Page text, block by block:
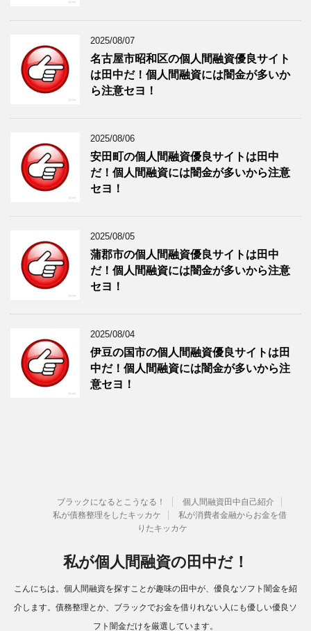
2025/08/07
名古屋市昭和区の個人間融資優良サイト
は田中だ！個人間融資には闇金が多いか
ら注意セヨ！
2025/08/06
安田町の個人間融資優良サイトは田中
だ！個人間融資には闇金が多いから注意
セヨ！
2025/08/05
蒲郡市の個人間融資優良サイトは田中
だ！個人間融資には闇金が多いから注意
セヨ！
2025/08/04
伊豆の国市の個人間融資優良サイトは田
中だ！個人間融資には闇金が多いから注
意セヨ！
ブラックになるとこうなる！
個人間融資田中自己紹介
私が債務整理をしたキッカケ
私が消費者金融からお金を借
りたキッカケ
私が個人間融資の田中だ！
こんにちは。個人間融資を探すことが趣味の田中が、優良なソフト闇金を紹
介します。債務整理とか、ブラックでお金を借りれない人にも優しい優良ソ
フト闇金だけを厳選しています。